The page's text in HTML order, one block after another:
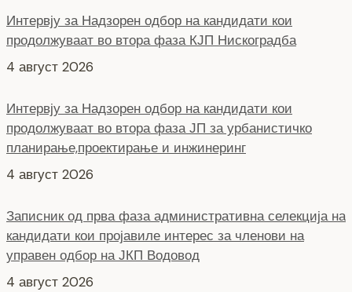
Интервју за Надзорен одбор на кандидати кои
продолжуваат во втора фаза ЈП за урбанистичко
планирање,проектирање и инжинеринг
Записник од прва фаза административна селекција на
кандидати кои пројавиле интерес за членови на
управен одбор на ЈКП Водовод
НОВ ПАРКИНГ ПРОСТОР ВО БИТОЛА
5 август 2026